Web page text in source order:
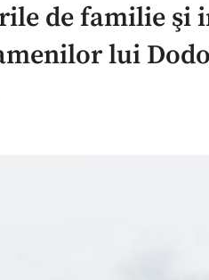
de familie şi
lui